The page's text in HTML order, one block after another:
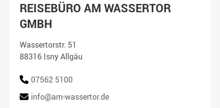
REISEBÜRO AM WASSERTOR
GMBH
Wassertorstr. 51
88316 Isny Allgäu
07562 5100
info@am-wassertor.de